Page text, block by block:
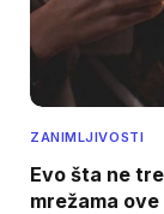
ZANIMLJIVOSTI
Evo šta ne
mrežama